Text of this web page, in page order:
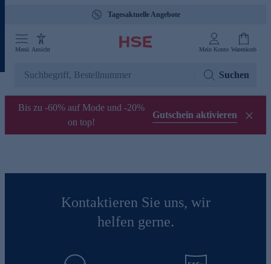
Tagesaktuelle Angebote
Menü Ansicht Mein Konto Warenkorb
Suchen
Bis zu -60% auf Mode und -20%
on top!
Gutschein aktivieren
Kontaktieren Sie uns, wir
helfen gerne.